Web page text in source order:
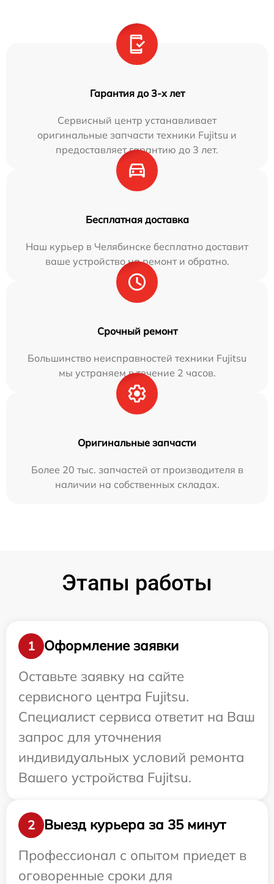
Гарантия до 3-х лет
Сервисный центр устанавливает
оригинальные запчасти техники Fujitsu и
предоставляет гарантию до 3 лет.
Бесплатная доставка
Наш курьер в Челябинске бесплатно доставит
ваше устройство на ремонт и обратно.
Срочный ремонт
Большинство неисправностей техники Fujitsu
мы устраняем в течение 2 часов.
Оригинальные запчасти
Более 20 тыс. запчастей от производителя в
наличии на собственных складах.
Этапы работы
1
Оформление заявки
Оставьте заявку на сайте
сервисного центра Fujitsu.
Специалист сервиса ответит на Ваш
запрос для уточнения
индивидуальных условий ремонта
Вашего устройства Fujitsu.
2
Выезд курьера за 35 минут
Профессионал с опытом приедет в
оговоренные сроки для